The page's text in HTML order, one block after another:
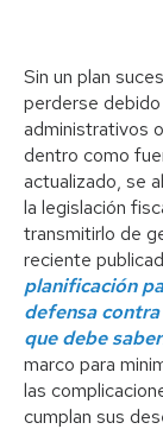
Sin un plan
perderse
administrativos
dentro como
actualizado, se
la legislación
transmitirlo de
reciente
planificación
defensa
que debe
marco para
las
cumplan sus